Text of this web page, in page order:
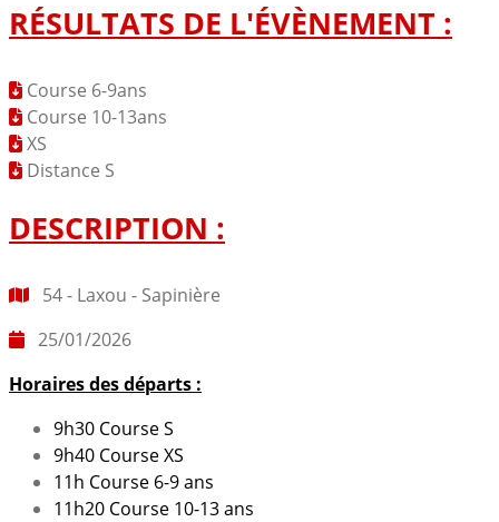
RÉSULTATS DE L'ÉVÈNEMENT :
Course 6-9ans
Course 10-13ans
XS
Distance S
DESCRIPTION :
54 - Laxou - Sapinière
25/01/2026
Horaires des départs :
9h30 Course S
9h40 Course XS
11h Course 6-9 ans
11h20 Course 10-13 ans